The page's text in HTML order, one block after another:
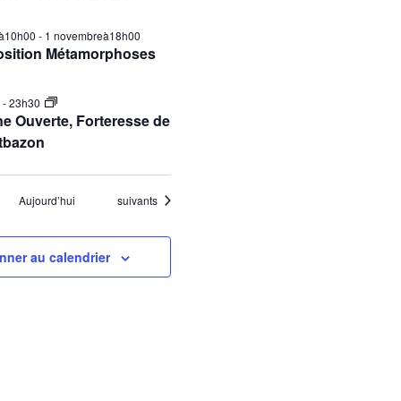
Métamorphoses
- 1 novembreà18h00
Ouverte, Forteresse de
-23h30
Aujourd’hui Évènements
suivants
au calendrier